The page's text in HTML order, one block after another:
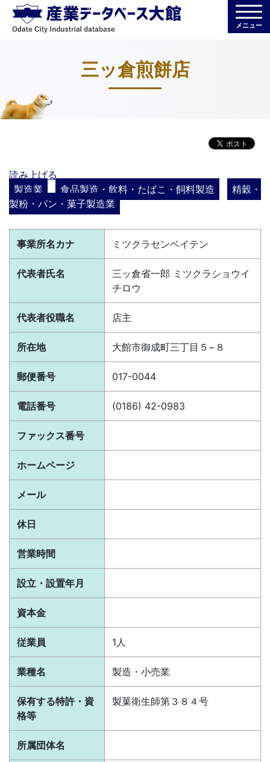
メニュー
三ッ倉煎餅店
読み上げる
製造業
食品製造・飲料・たばこ・飼料製造
精穀・
製粉・パン・菓子製造業
事業所名カナ ミツクラセンベイテン
代表者氏名
三ッ倉省一郎 ミツクラショウイ
チロウ
代表者役職名 店主
所在地 大館市御成町三丁目５−８
郵便番号 017-0044
電話番号 (0186) 42-0983
ファックス番号
ホームページ
メール
休日
営業時間
設立・設置年月
資本金
従業員 1人
業種名 製造・小売業
保有する特許・資
格等
製菓衛生師第３８４号
所属団体名